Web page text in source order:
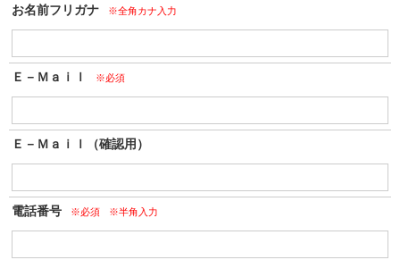
お名前フリガナ ※全角カナ入力
Ｅ－Ｍａｉｌ ※必須
Ｅ－Ｍａｉｌ（確認用）
電話番号 ※必須 ※半角入力